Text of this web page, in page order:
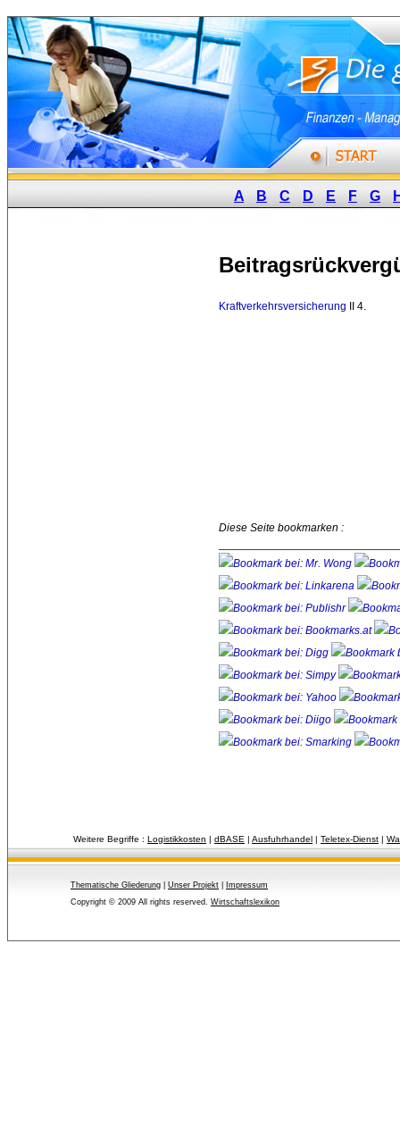
A B C D E F G
Kraftverkehrsversicherung II 4.
Diese Seite bookmarken :
Weitere Begriffe : Logistikkosten | dBASE | Ausfuhrhandel | Teletex-Dienst |
Thematische Gliederung Unser Projekt
Impressum
Copyright © 2009 All rights reserved. Wirtschaftslexikon